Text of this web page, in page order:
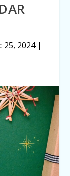
25, 2024|